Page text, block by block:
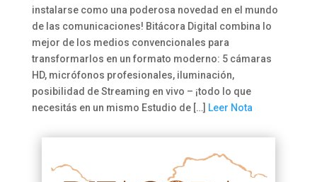
instalarse como una poderosa novedad en el mundo
de las comunicaciones! Bitácora Digital combina lo
mejor de los medios convencionales para
transformarlos en un formato moderno: 5 cámaras
HD, micrófonos profesionales, iluminación,
posibilidad de Streaming en vivo – ¡todo lo que
necesitás en un mismo Estudio de […] Leer Nota